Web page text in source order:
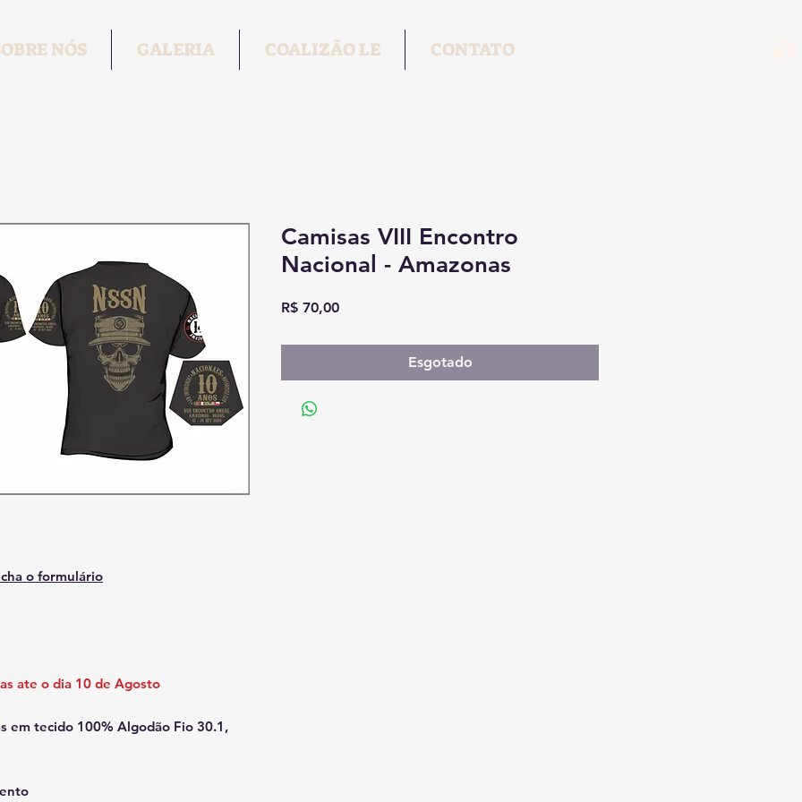
NÓS GALERIA COALIZÃO LE CONTATO
o formulário
ate o dia 10 de Agosto
em tecido 100% Algodão Fio 30.1,
Camisas VIII Encontro
Nacional - Amazonas
R$ 70,00Preço
Esgotado